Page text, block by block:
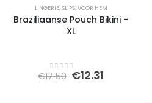
LINGERIE,SLIPS,VOOR HEM
Braziliaanse Pouch Bikini -
XL
0out of 5
€17.59 Oorspronkelijke
€12.31Huidige